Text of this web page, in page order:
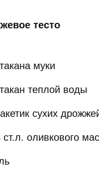
тесто
муки
теплой воды
сухих
ст.л. оливкового